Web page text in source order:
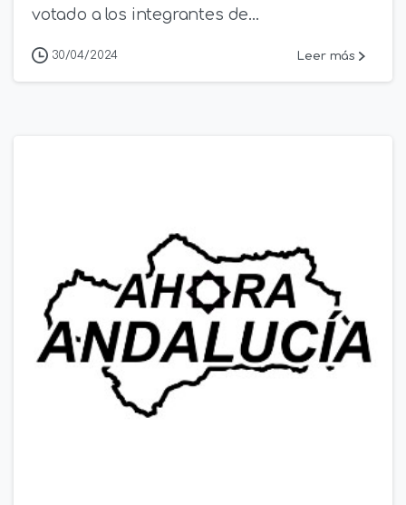
votado a los integrantes de...
30/04/2024 Leer más